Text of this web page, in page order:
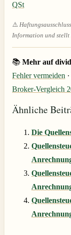
QSt
⚠️
Information und stellt
📚 Mehr auf
Fehler vermeiden ·
Broker-Vergleich
Ähnliche
Die